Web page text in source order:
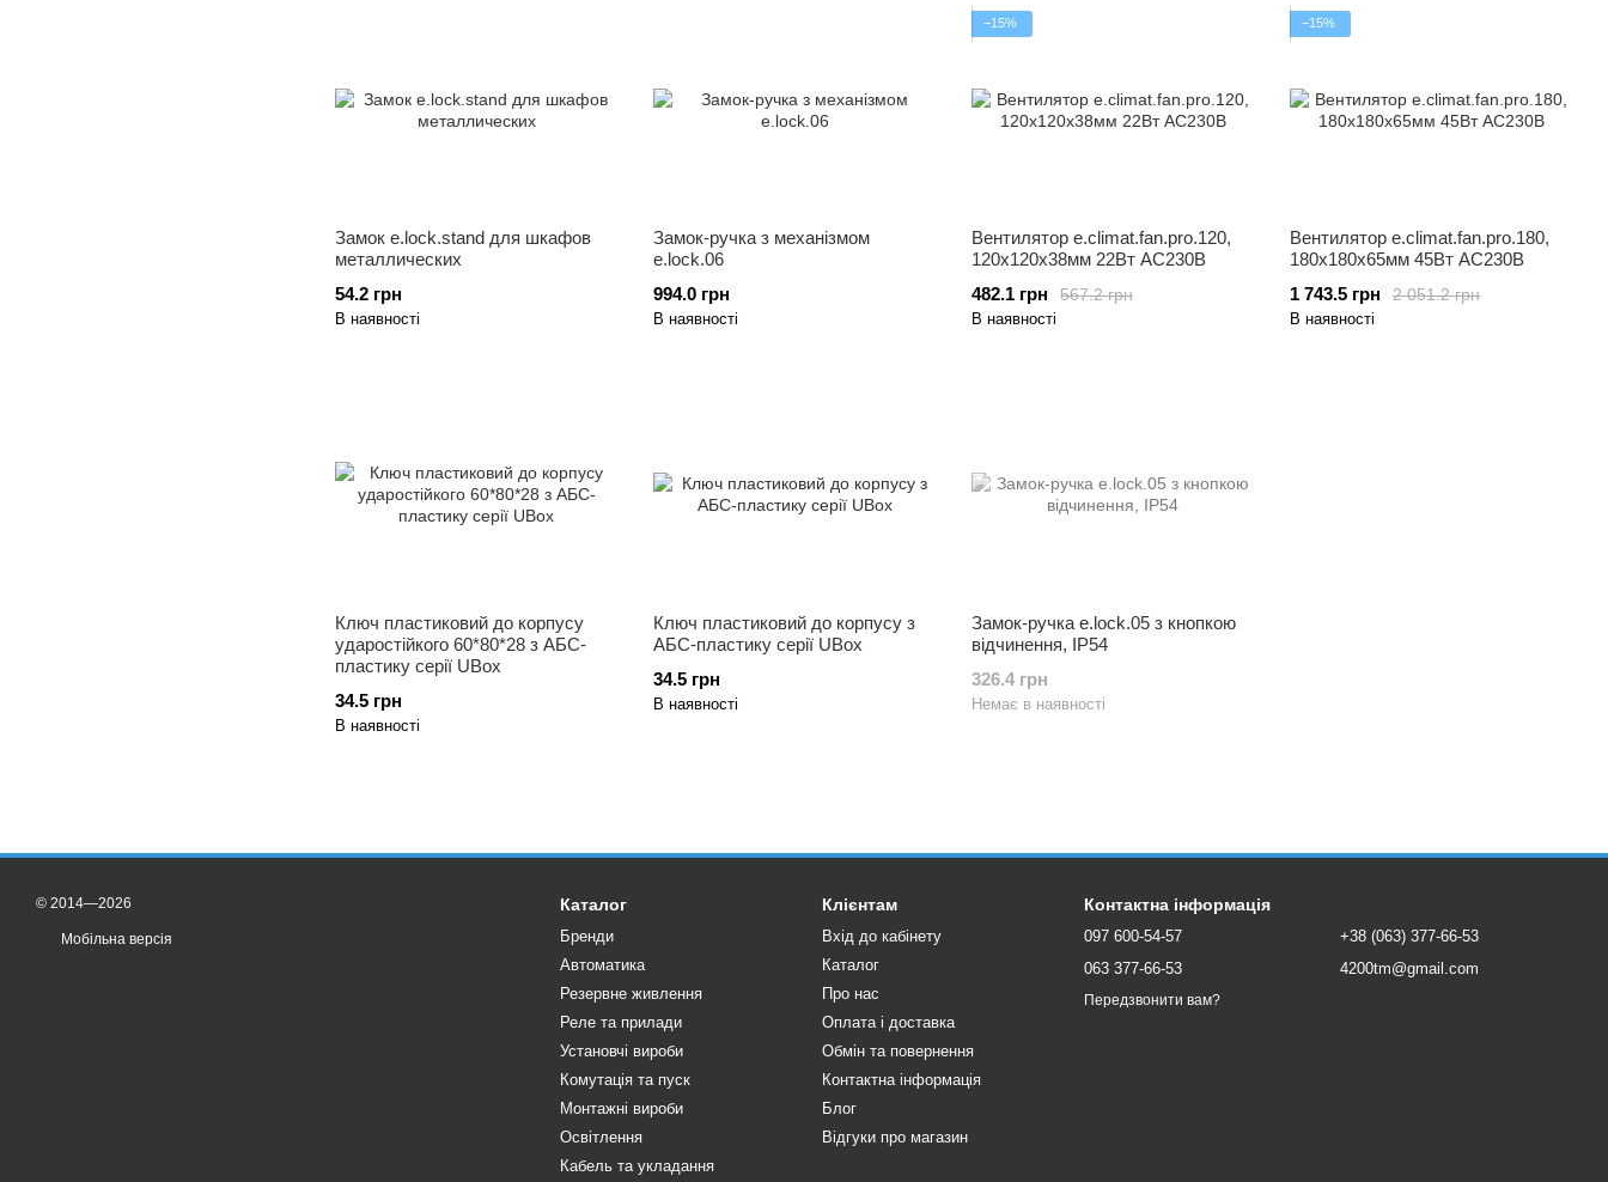
Замок e.lock.stand для шкафов
металлических
54.2 грн
В наявності
Замок-ручка з механізмом
e.lock.06
994.0 грн
В наявності
−15%
Вентилятор e.climat.fan.pro.120,
120х120х38мм 22Вт АС230В
567.2 грн
482.1 грн
В наявності
−15%
Вентилятор e.climat.fan.pro.180,
180х180х65мм 45Вт АС230В
2 051.2 грн
1 743.5 грн
В наявності
Ключ пластиковий до корпусу
ударостійкого 60*80*28 з АБС-
пластику серії UBox
34.5 грн
В наявності
Ключ пластиковий до корпусу з
АБС-пластику серії UBox
34.5 грн
В наявності
Замок-ручка e.lock.05 з кнопкою
відчинення, IP54
326.4 грн
Немає в наявності
© 2014—2026
Мобільна версія
Каталог
Бренди
Автоматика
Резервне живлення
Реле та прилади
Установчі вироби
Комутація та пуск
Монтажні вироби
Освітлення
Кабель та укладання
Клієнтам
Вхід до кабінету
Каталог
Про нас
Оплата і доставка
Обмін та повернення
Контактна інформація
Блог
Відгуки про магазин
Контактна інформація
097 600-54-57
063 377-66-53
Передзвонити вам?
+38 (063) 377-66-53
4200tm@gmail.com